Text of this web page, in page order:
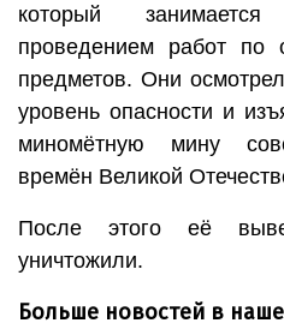
который
проведением работ по
предметов. Они
уровень опасности и
миномётную мину
времён Великой
После этого её
уничтожили.
Больше новостей в